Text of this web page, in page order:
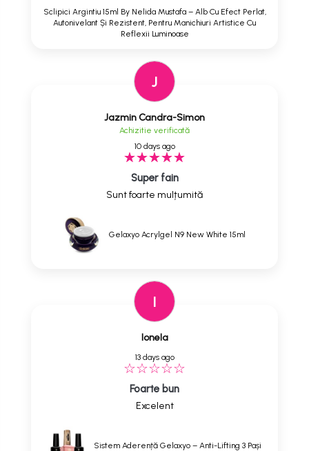
Sclipici Argintiu 15ml By Nelida Mustafa – Alb Cu Efect Perlat,
Autonivelant Și Rezistent, Pentru Manichiuri Artistice Cu
Reflexii Luminoase
J
Jazmin Candra-Simon
Achizitie verificată
10 days ago
Super fain
Sunt foarte mulțumită
Gelaxyo Acrylgel N9 New White 15ml
I
Ionela
13 days ago
Foarte bun
Excelent
Sistem Aderență Gelaxyo – Anti-Lifting 3 Pași